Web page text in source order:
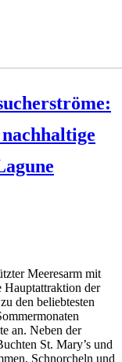
Meeresarm mit
Hauptattraktion der
den beliebtesten
an. Neben der
St. Mary’s und
Schnorcheln und